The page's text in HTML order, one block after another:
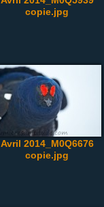
copie.jpg
Avril 2014_M0Q6676
copie.jpg